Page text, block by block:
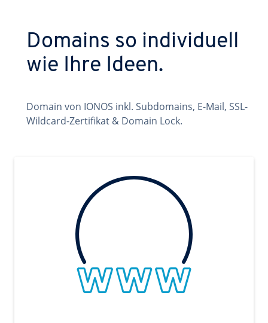
Domains so individuell
wie Ihre Ideen.
Domain von IONOS inkl. Subdomains, E-Mail, SSL-
Wildcard-Zertifikat & Domain Lock.